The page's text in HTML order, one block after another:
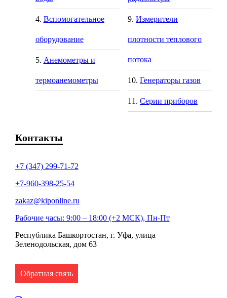
Вспомогательное
оборудование
Анемометры и
термоанемометры
Измерители
плотности теплового
потока
Генераторы газов
Серии приборов
Контакты
+7 (347) 299-71-72
+7-960-398-25-54
zakaz@kiponline.ru
Рабочие часы: 9:00 – 18:00 (+2 МСК), Пн-Пт
Республика Башкортостан, г. Уфа, улица
Зеленодольская, дом 63
Обратная связь